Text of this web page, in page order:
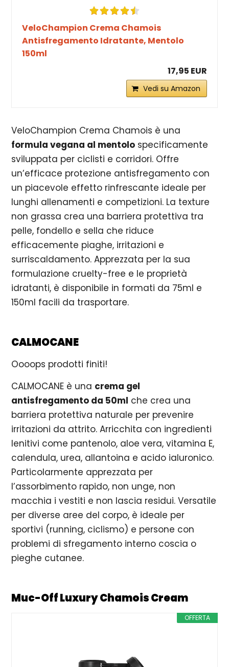
VeloChampion Crema Chamois
Antisfregamento Idratante, Mentolo
150ml
17,95 EUR
Vedi su Amazon
VeloChampion Crema Chamois è una
formula vegana al mentolo specificamente
sviluppata per ciclisti e corridori. Offre
un’efficace protezione antisfregamento con
un piacevole effetto rinfrescante ideale per
lunghi allenamenti e competizioni. La texture
non grassa crea una barriera protettiva tra
pelle, fondello e sella che riduce
efficacemente piaghe, irritazioni e
surriscaldamento. Apprezzata per la sua
formulazione cruelty-free e le proprietà
idratanti, è disponibile in formati da 75ml e
150ml facili da trasportare.
CALMOCANE
Oooops prodotti finiti!
CALMOCANE è una crema gel
antisfregamento da 50ml che crea una
barriera protettiva naturale per prevenire
irritazioni da attrito. Arricchita con ingredienti
lenitivi come pantenolo, aloe vera, vitamina E,
calendula, urea, allantoina e acido ialuronico.
Particolarmente apprezzata per
l’assorbimento rapido, non unge, non
macchia i vestiti e non lascia residui. Versatile
per diverse aree del corpo, è ideale per
sportivi (running, ciclismo) e persone con
problemi di sfregamento interno coscia o
pieghe cutanee.
Muc-Off Luxury Chamois Cream
OFFERTA